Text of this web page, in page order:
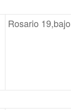
Rosario 19,bajo